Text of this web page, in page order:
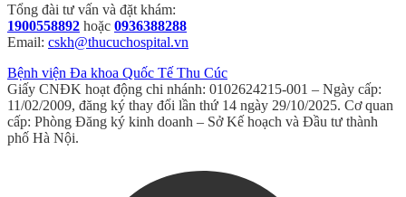
Tổng đài tư vấn và đặt khám:
1900558892 hoặc 0936388288
Email: cskh@thucuchospital.vn
Bệnh viện Đa khoa Quốc Tế Thu Cúc
Giấy CNĐK hoạt động chi nhánh: 0102624215-001 – Ngày cấp:
11/02/2009, đăng ký thay đổi lần thứ 14 ngày 29/10/2025. Cơ quan
cấp: Phòng Đăng ký kinh doanh – Sở Kế hoạch và Đầu tư thành
phố Hà Nội.